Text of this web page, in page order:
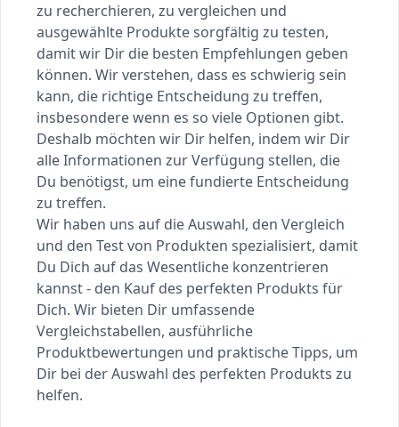
zu recherchieren, zu vergleichen und
ausgewählte Produkte sorgfältig zu testen,
damit wir Dir die besten Empfehlungen geben
können. Wir verstehen, dass es schwierig sein
kann, die richtige Entscheidung zu treffen,
insbesondere wenn es so viele Optionen gibt.
Deshalb möchten wir Dir helfen, indem wir Dir
alle Informationen zur Verfügung stellen, die
Du benötigst, um eine fundierte Entscheidung
zu treffen.
Wir haben uns auf die Auswahl, den Vergleich
und den Test von Produkten spezialisiert, damit
Du Dich auf das Wesentliche konzentrieren
kannst - den Kauf des perfekten Produkts für
Dich. Wir bieten Dir umfassende
Vergleichstabellen, ausführliche
Produktbewertungen und praktische Tipps, um
Dir bei der Auswahl des perfekten Produkts zu
helfen.